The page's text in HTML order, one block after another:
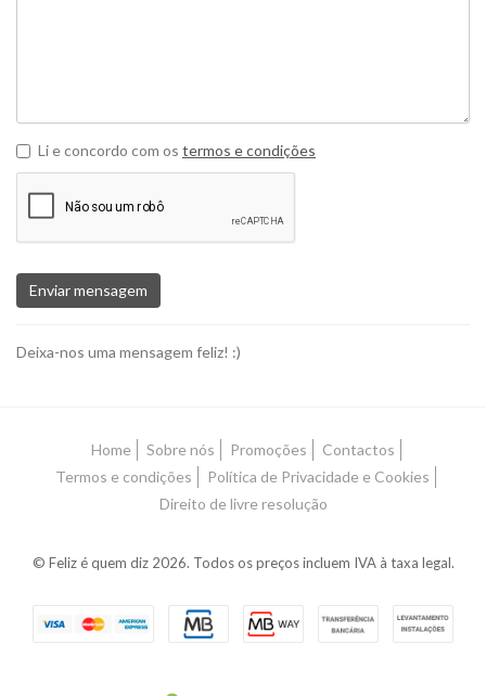
Li e concordo com os termos e condições
Enviar mensagem
Deixa-nos uma mensagem feliz! :)
Home Sobre nós Promoções
Contactos
Termos e condições
Política de Privacidade e Cookies
Direito de livre resolução
© Feliz é quem diz 2026. Todos os preços incluem IVA à taxa legal.